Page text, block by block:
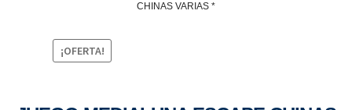
CHINAS VARIAS *
¡OFERTA!